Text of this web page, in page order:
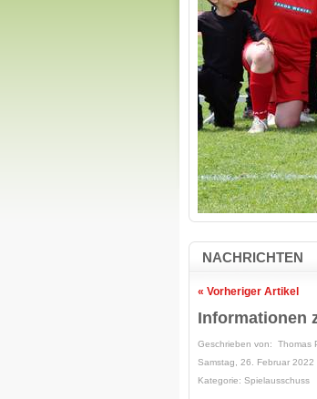
NACHRICHTEN
« Vorheriger Artikel
Informationen
Geschrieben von: Thomas
Samstag, 26. Februar 2022
Kategorie: Spielausschuss